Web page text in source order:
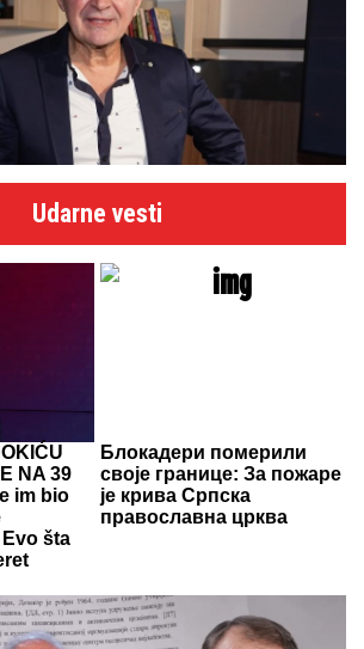
Udarne vesti
NA 39
im bio
šta
Блокадери померили
своје границе: За пожаре
је крива Српска
православна црква